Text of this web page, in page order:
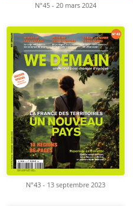
N°45 - 20 mars 2024
N°43 - 13 septembre 2023